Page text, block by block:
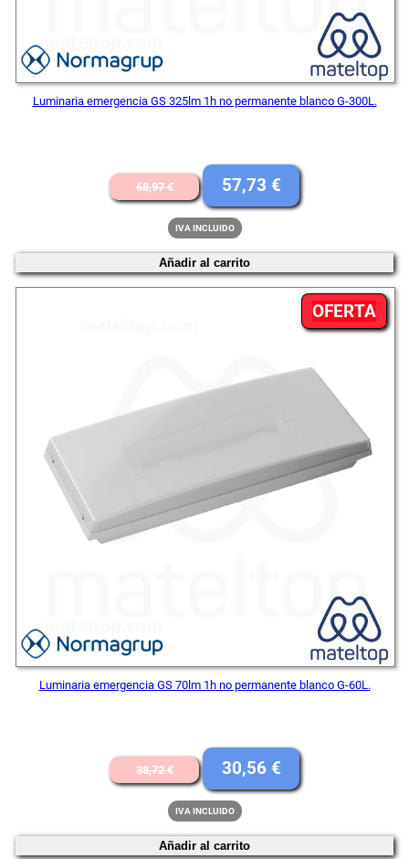
Luminaria emergencia GS 325lm 1h no permanente blanco G-300L.
68,97€
El
precio
original
era:
57,73 €
El
precio
57,73 €.
IVA INCLUIDO
Añadir al carrito
OFERTA
EN
Luminaria emergencia GS 70lm 1h no permanente blanco G-60L.
38,72€
El
precio
original
era:
30,56 €
El
precio
IVA INCLUIDO
Añadir al carrito